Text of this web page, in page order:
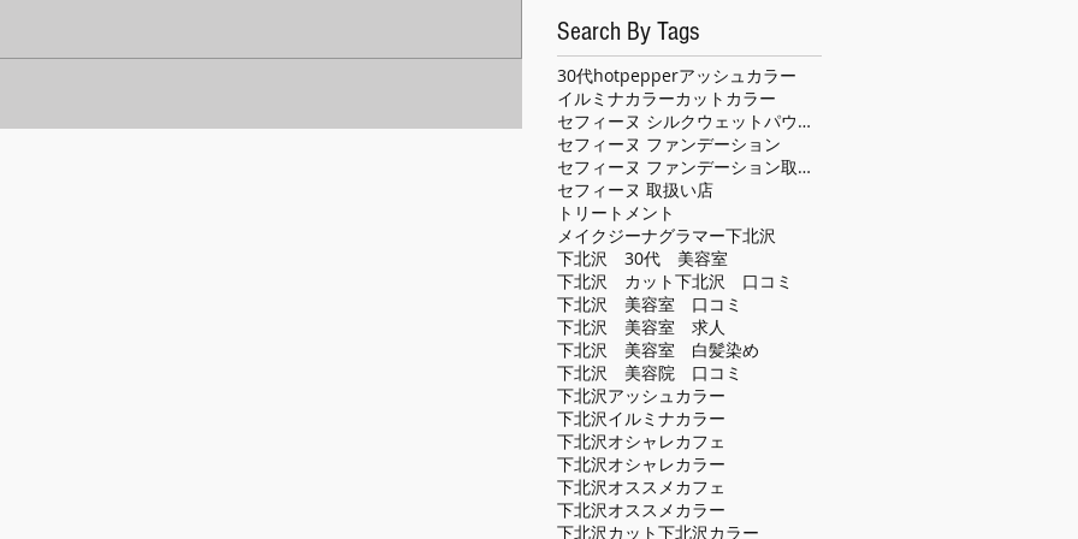
Search By Tags
30代hotpepperアッシュカラー
イルミナカラーカット カラー
セフィーヌ シルクウェットパウダー
セフィーヌ ファンデーション
セフィーヌ ファンデーション取扱い店
セフィーヌ 取扱い店
トリートメント
メイクジーナグラマー下北沢
下北沢 30代 美容室
下北沢 カット下北沢 口コミ
下北沢 美容室 口コミ
下北沢 美容室 求人
下北沢 美容室 白髪染め
下北沢 美容院 口コミ
下北沢アッシュカラー
下北沢イルミナカラー
下北沢オシャレカフェ
下北沢オシャレカラー
下北沢オススメカフェ
下北沢オススメカラー
下北沢カット下北沢カラー